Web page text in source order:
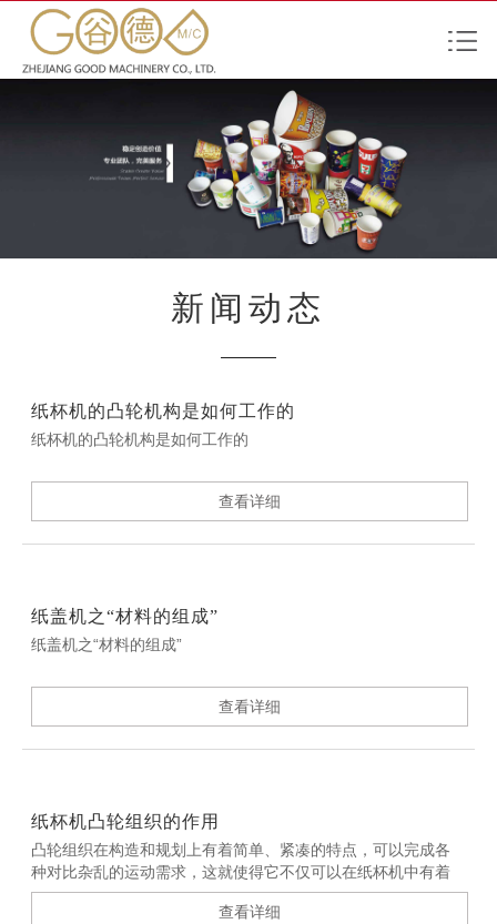
新闻动态
纸杯机的凸轮机构是如何工作的
纸杯机的凸轮机构是如何工作的
查看详细
纸盖机之“材料的组成”
纸盖机之“材料的组成”
查看详细
纸杯机凸轮组织的作用
凸轮组织在构造和规划上有着简单、紧凑的特点，可以完成各
种对比杂乱的运动需求，这就使得它不仅可以在纸杯机中有着
极好的使用，在其他的设备中也相同有着重要作用。
查看详细